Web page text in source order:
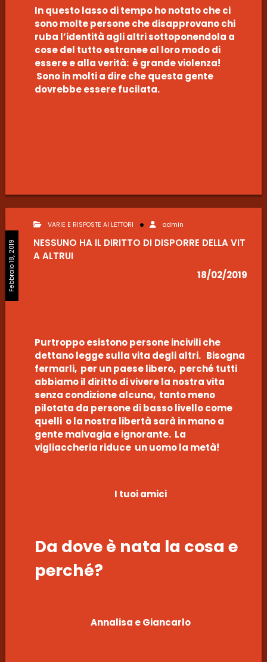
In questo lasso di tempo ho notato che ci
sono molte persone che disapprovano chi
ruba l’identità agli altri sottoponendola a
cose del tutto estranee al loro modo di
essere e alla verità: è grande violenza!
Sono in molti a dire che questa gente
dovrebbe essere fucilata.
Febbraio 18, 2019
VARIE E RISPOSTE AI LETTORI admin
NESSUNO HA IL DIRITTO DI DISPORRE DELLA VIT
A ALTRUI
18/02/2019
Purtroppo esistono persone incivili che
dettano legge sulla vita degli altri. Bisogna
fermarli, per un paese libero, perché tutti
abbiamo il diritto di vivere la nostra vita
senza condizione alcuna, tanto meno
pilotata da persone di basso livello come
quelli o la nostra libertà sarà in mano a
gente malvagia e ignorante. La
vigliaccheria riduce un uomo la metà!
I tuoi amici
Da dove è nata la cosa e
perché?
Annalisa e Giancarlo